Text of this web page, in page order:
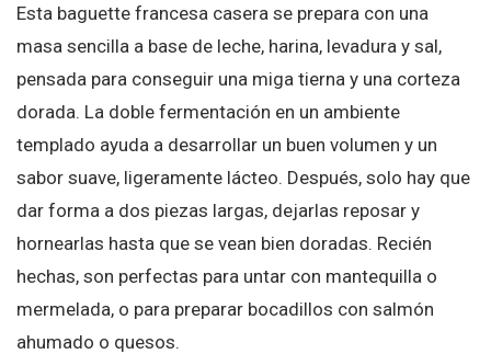
Esta baguette francesa casera se prepara con una
masa sencilla a base de leche, harina, levadura y sal,
pensada para conseguir una miga tierna y una corteza
dorada. La doble fermentación en un ambiente
templado ayuda a desarrollar un buen volumen y un
sabor suave, ligeramente lácteo. Después, solo hay que
dar forma a dos piezas largas, dejarlas reposar y
hornearlas hasta que se vean bien doradas. Recién
hechas, son perfectas para untar con mantequilla o
mermelada, o para preparar bocadillos con salmón
ahumado o quesos.